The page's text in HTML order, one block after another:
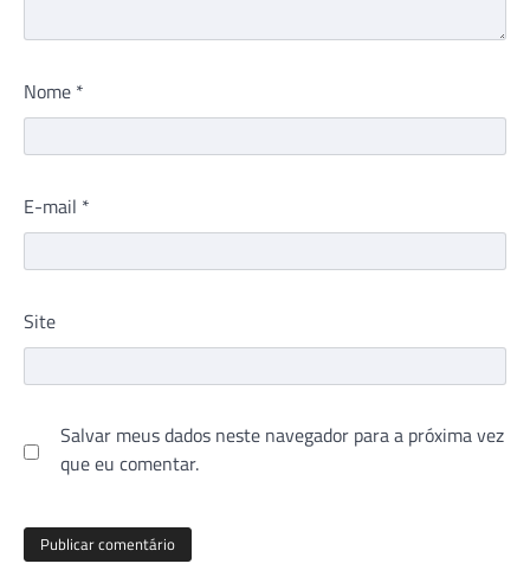
Nome *
E-mail *
Site
Salvar meus dados neste navegador para a próxima vez
que eu comentar.